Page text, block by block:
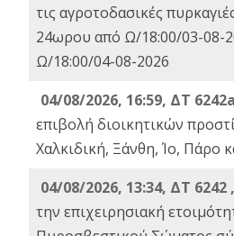
τις αγροτοδασικές
24ωρου από Ω/18:00/03-08-
Ω/18:00/04-08-2026
04/08/2026, 16:59, ΔΤ
επιβολή διοικητικών
Χαλκιδική, Ξάνθη, Ίο, Πάρο
04/08/2026, 13:34, ΔΤ 6242 ,
την επιχειρησιακή